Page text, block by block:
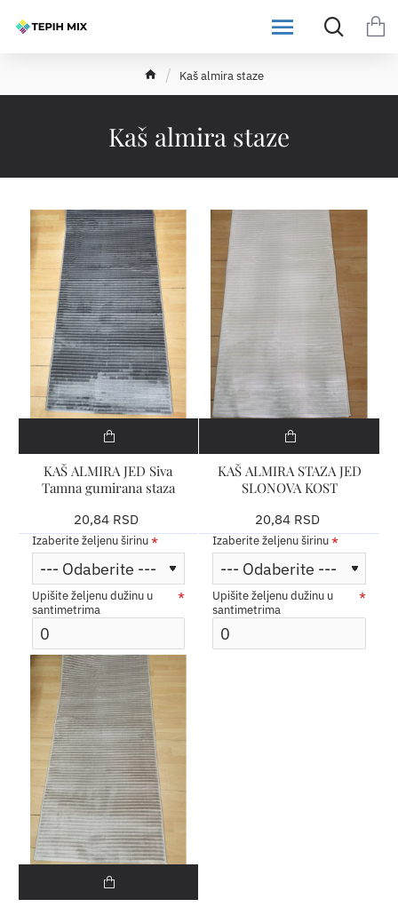
Kaš almira staze
h
o
Kaš almira staze
KAŠ ALMIRA JED Siva
Tamna gumirana staza
20,84 RSD
Izaberite željenu širinu
Upišite željenu dužinu u
santimetrima
KAŠ ALMIRA STAZA JED
SLONOVA KOST
20,84 RSD
Izaberite željenu širinu
Upišite željenu dužinu u
santimetrima